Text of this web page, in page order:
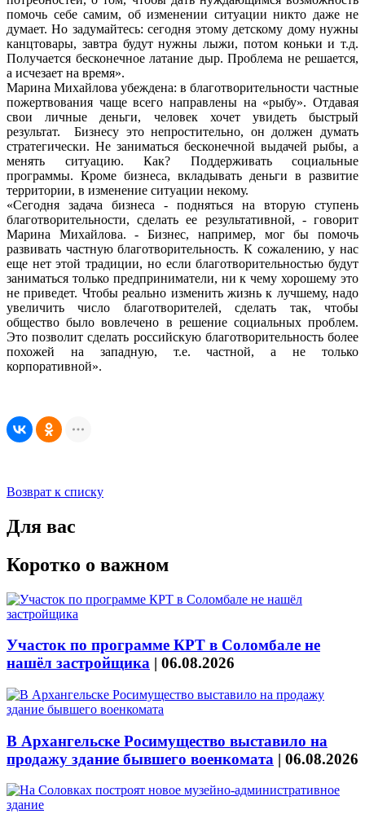
помочь себе самим, об изменении ситуации никто даже не
думает. Но задумайтесь: сегодня этому детскому дому нужны
канцтовары, завтра будут нужны лыжи, потом коньки и т.д.
Получается бесконечное латание дыр. Проблема не решается,
а исчезает на время».
Марина Михайлова убеждена: в благотворительности частные
пожертвования чаще всего направлены на «рыбу». Отдавая
свои личные деньги, человек хочет увидеть быстрый
результат. Бизнесу это непростительно, он должен думать
стратегически. Не заниматься бесконечной выдачей рыбы, а
менять ситуацию. Как? Поддерживать социальные
программы. Кроме бизнеса, вкладывать деньги в развитие
территории, в изменение ситуации некому.
«Сегодня задача бизнеса - подняться на вторую ступень
благотворительности, сделать ее результативной, - говорит
Марина Михайлова. - Бизнес, например, мог бы помочь
развивать частную благотворительность. К сожалению, у нас
еще нет этой традиции, но если благотворительностью будут
заниматься только предприниматели, ни к чему хорошему это
не приведет. Чтобы реально изменить жизнь к лучшему, надо
увеличить число благотворителей, сделать так, чтобы
общество было вовлечено в решение социальных проблем.
Это позволит сделать российскую благотворительность более
похожей на западную, т.е. частной, а не только
корпоративной».
Возврат к списку
Для вас
Коротко о важном
Участок по программе КРТ в Соломбале не
нашёл застройщика | 06.08.2026
В Архангельске Росимущество выставило на
продажу здание бывшего военкомата | 06.08.2026